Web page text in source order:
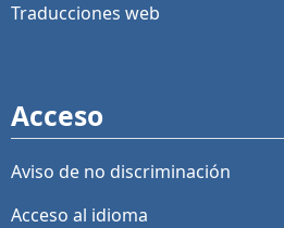
Traducciones web
Acceso
Aviso de no discriminación
Acceso al idioma